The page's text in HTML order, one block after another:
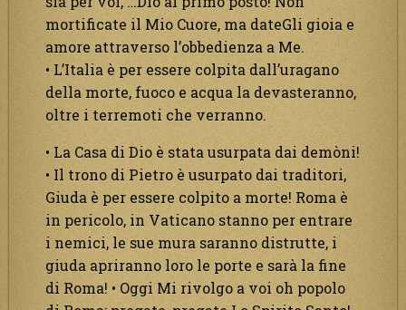
mortificate il Mio Cuore, ma dateGli gioia e
amore attraverso l’obbedienza a Me.
• L’Italia è per essere colpita dall’uragano
della morte, fuoco e acqua la devasteranno,
oltre i terremoti che verranno.
• La Casa di Dio è stata usurpata dai demòni!
• Il trono di Pietro è usurpato dai traditori,
Giuda è per essere colpito a morte! Roma è
in pericolo, in Vaticano stanno per entrare
i nemici, le sue mura saranno distrutte, i
giuda apriranno loro le porte e sarà la fine
di Roma! • Oggi Mi rivolgo a voi oh popolo